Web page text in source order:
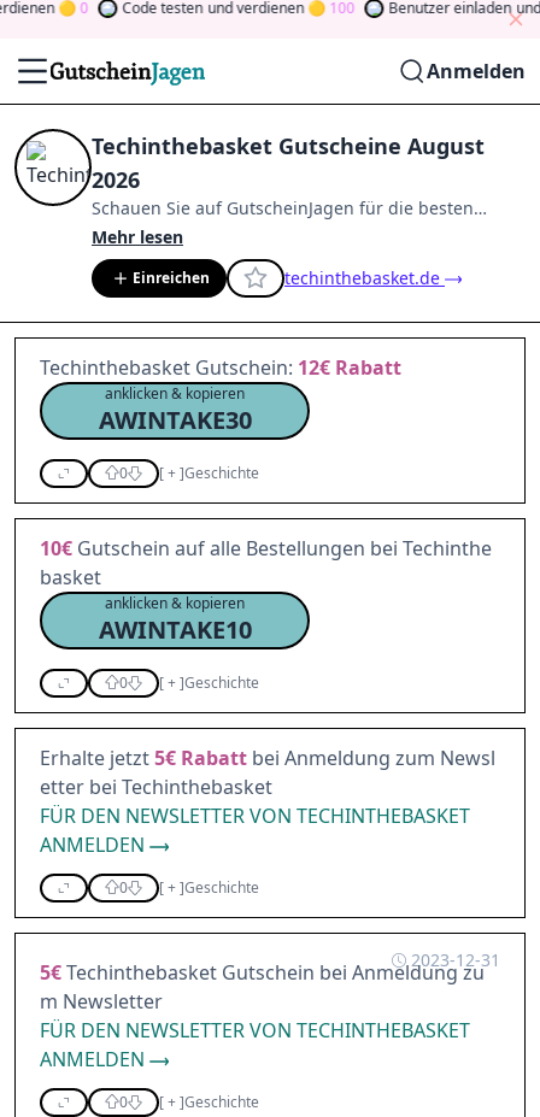
0 Code testen und verdienen 100 Benutzer einladen und
Anmelden
Techinthebasket Gutscheine August
2026
Schauen Sie auf GutscheinJagen für die besten
Techinthebasket
Mitglied der Community
indem Sie durch Abstimmen, Testen, Teilen und
mehr beitragen.
Drehen Sie den Glücksklee
gewinnen Sie Geld
Mehr lesen
Einreichen techinthebasket.de
Techinthebasket Gutschein: 12€ Rabatt
anklicken & kopieren
AWINTAKE30
0 [+]Geschichte
10€ Gutschein auf alle Bestellungen bei Techinthe
basket
anklicken & kopieren
AWINTAKE10
0 [+]Geschichte
Erhalte jetzt5€ Rabatt bei Anmeldung zum Newsl
etter bei Techinthebasket
FÜR DEN NEWSLETTER VON TECHINTHEBASKET
ANMELDEN
0 [+]Geschichte
2023-12-31
5€Techinthebasket Gutschein bei Anmeldung zu
m Newsletter
FÜR DEN NEWSLETTER VON TECHINTHEBASKET
ANMELDEN
0 [+]Geschichte